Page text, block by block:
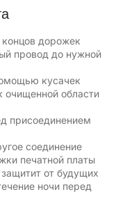
дорожек
провод до нужной
кусачек
очищенной области
присоединением
соединение
печатной платы
от будущих
ночи перед